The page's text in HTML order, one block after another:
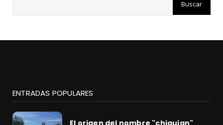
ENTRADAS POPULARES